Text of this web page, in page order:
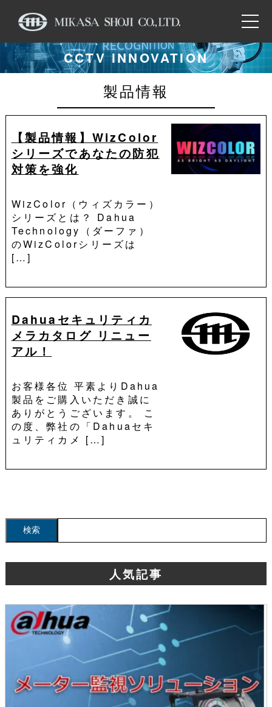
CCTV INNOVATION
製品情報
【製品情報】WizColor
シリーズであなたの防犯
対策を強化
WizColor（ウィズカラー）
シリーズとは？ Dahua
Technology（ダーファ）
のWizColorシリーズは
[…]
Dahuaセキュリティカ
メラカタログ リニュー
アル！
お客様各位 平素よりDahua
製品をご購入いただき誠に
ありがとうございます。 こ
の度、弊社の「Dahuaセキ
ュリティカメ […]
人気記事